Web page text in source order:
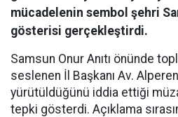
mücadelenin sembol şehri
gösterisi gerçekleştirdi.
Samsun Onur Anıtı önünde
seslenen İl Başkanı Av.
yürütüldüğünü iddia ettiği
tepki gösterdi. Açıklama